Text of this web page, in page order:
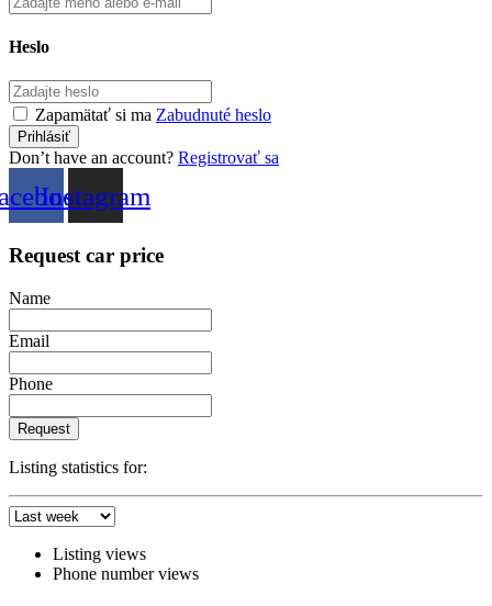
Heslo
Zapamätať si ma Zabudnuté heslo
Don’t have an account? Registrovať sa
Instagram
Request car price
Name
Email
Phone
Request
Listing statistics for:
Listing views
Phone number views